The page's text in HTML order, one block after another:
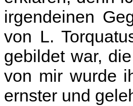
irgendeinen
von L.
gebildet war,
von mir wurde
ernster und